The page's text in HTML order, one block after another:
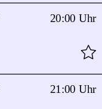
20:00 Uhr
21:00 Uhr